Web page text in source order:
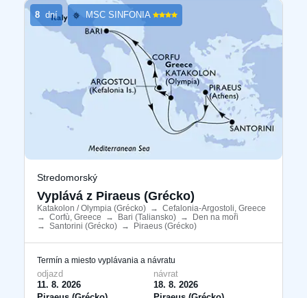
8dní MSC SINFONIA
Stredomorský
Vyplává z Piraeus (Grécko)
Katakolon / Olympia (Grécko) → Cefalonia-Argostoli, Greece
→ Corfù, Greece → Bari (Taliansko) → Den na moři
→ Santorini (Grécko) → Piraeus (Grécko)
Termín a miesto vyplávania a návratu
odjazd
11. 8. 2026
návrat
18. 8. 2026